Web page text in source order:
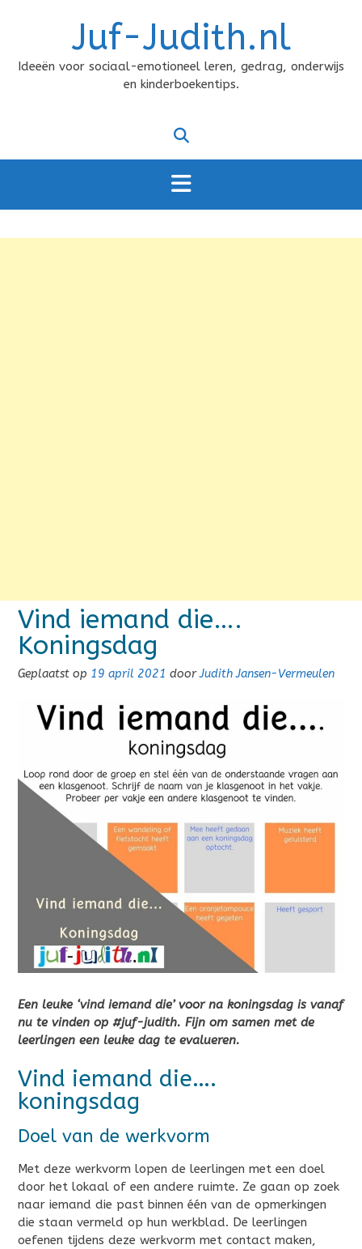
Juf-Judith.nl
Ideeën voor sociaal-emotioneel leren, gedrag, onderwijs
en kinderboekentips.
Vind iemand die….
Koningsdag
Geplaatst op 19 april 2021 doorJudith Jansen-Vermeulen
Een leuke ‘vind iemand die’ voor na koningsdag is vanaf
nu te vinden op #juf-judith. Fijn om samen met de
leerlingen een leuke dag te evalueren.
Vind iemand die….
koningsdag
Doel van de werkvorm
Met deze werkvorm lopen de leerlingen met een doel
door het lokaal of een andere ruimte. Ze gaan op zoek
naar iemand die past binnen één van de opmerkingen
die staan vermeld op hun werkblad. De leerlingen
oefenen tijdens deze werkvorm met contact maken,